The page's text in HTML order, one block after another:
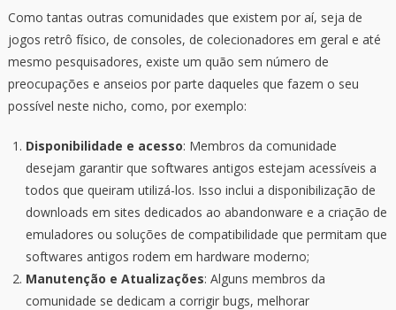
Como tantas outras comunidades que existem por aí, seja de
jogos retrô físico, de consoles, de colecionadores em geral e até
mesmo pesquisadores, existe um quão sem número de
preocupações e anseios por parte daqueles que fazem o seu
possível neste nicho, como, por exemplo:
Disponibilidade e acesso: Membros da comunidade
desejam garantir que softwares antigos estejam acessíveis a
todos que queiram utilizá-los. Isso inclui a disponibilização de
downloads em sites dedicados ao abandonware e a criação de
emuladores ou soluções de compatibilidade que permitam que
softwares antigos rodem em hardware moderno;
Manutenção e Atualizações: Alguns membros da
comunidade se dedicam a corrigir bugs, melhorar